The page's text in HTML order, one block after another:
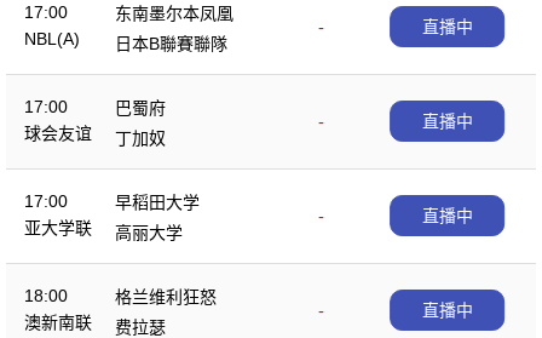
17:00
NBL(A)
东南墨尔本凤凰
-
日本B聯賽聯隊
直播中
17:00
球会友谊
巴蜀府
-
丁加奴
直播中
17:00
亚大学联
早稻田大学
-
高丽大学
直播中
18:00
澳新南联
格兰维利狂怒
-
费拉瑟
直播中